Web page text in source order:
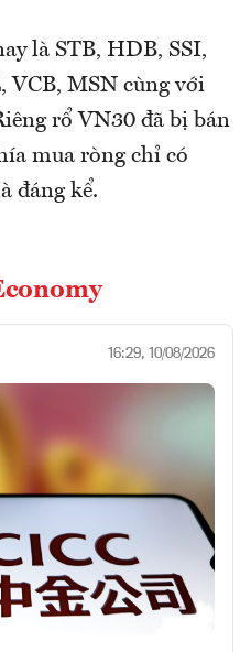
là STB, HDB, SSI,
VCB, MSN cùng với
rổ VN30 đã bị bán
mua ròng chỉ có
đáng kể.
16:29, 10/08/2026